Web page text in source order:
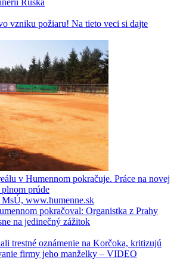
Ruska
vzniku požiaru! Na tieto veci si dajte
v Humennom pokračuje. Práce na novej
prúde
pokračoval: Organistka z Prahy
na jedinečný zážitok
trestné oznámenie na Korčoka, kritizujú
firmy jeho manželky – VIDEO